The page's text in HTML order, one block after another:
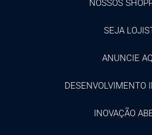
NOSSOS
SEJA
ANUNCIE
DESENVOLVIMENTO
INOVAÇÃO